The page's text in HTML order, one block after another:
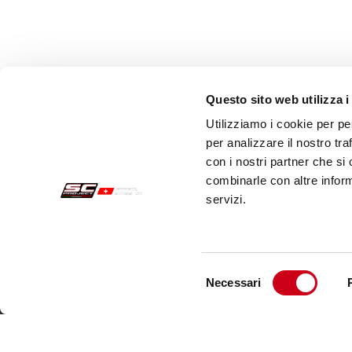
Questo sito web utilizza i
Utilizziamo i cookie per
per analizzare il nostro
con i nostri partner che si
combinarle con altre
servizi.
Necessari